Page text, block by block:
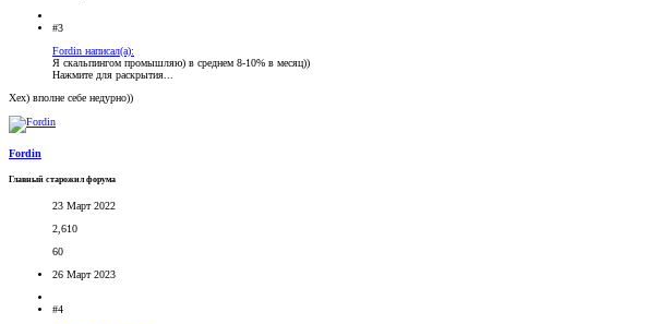
#3
Fordin написал(а):
Я скальпингом промышляю) в среднем 8-10% в месяц))
Нажмите для раскрытия...
Хех) вполне себе недурно))
Fordin
Главный старожил форума
23 Март 2022
2,610
60
26 Март 2023
#4